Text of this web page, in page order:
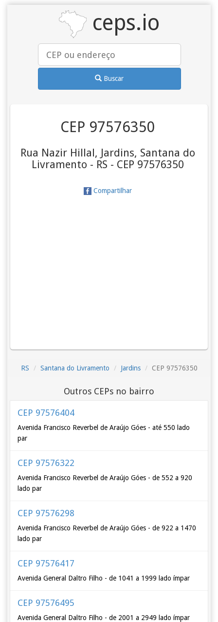
ceps.io
Buscar
CEP 97576350
Rua Nazir Hillal, Jardins, Santana do
Livramento - RS - CEP 97576350
Compartilhar
RS Santana do Livramento Jardins CEP 97576350
Outros CEPs no bairro
CEP 97576404
Avenida Francisco Reverbel de Araújo Góes - até 550 lado
par
CEP 97576322
Avenida Francisco Reverbel de Araújo Góes - de 552 a 920
lado par
CEP 97576298
Avenida Francisco Reverbel de Araújo Góes - de 922 a 1470
lado par
CEP 97576417
Avenida General Daltro Filho - de 1041 a 1999 lado ímpar
CEP 97576495
Avenida General Daltro Filho - de 2001 a 2949 lado ímpar